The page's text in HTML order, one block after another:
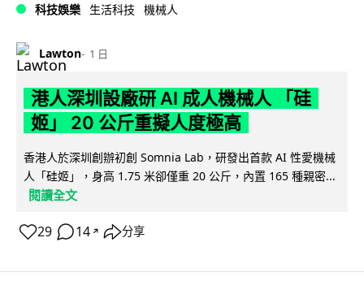
科技娛樂 生活科技 機械人
Lawton 1 日
港人深圳設廠研 AI 成人機械人 「硅
姬」 20 公斤重擬人度極高
香港人於深圳創辦初創 Somnia Lab，研發出首款 AI 性愛機械
人「硅姬」，身高 1.75 米卻僅重 20 公斤，內置 165 種親密...
閱讀全文
29 14 ↗ 分享